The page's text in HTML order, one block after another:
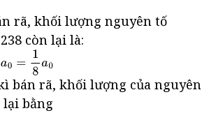
rã, khối lượng nguyên tố
còn lại là:
bán rã, khối lượng của nguyên
lại bằng